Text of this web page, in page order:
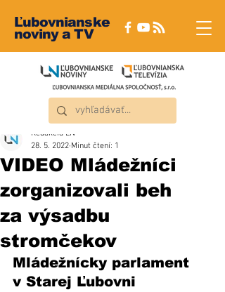
Ľubovnianske
noviny a TV
VIDEO Mládežníci
zorganizovali beh
za výsadbu
stromčekov
Redakcia ĽN
28. 5. 2022 Minut čtení: 1
Mládežnícky parlament
v Starej Ľubovni